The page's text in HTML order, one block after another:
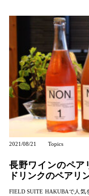
2021/08/21 Topics
長野ワインのペア
ドリンクのペアリ
FIELD SUITE HAKUBAで人気